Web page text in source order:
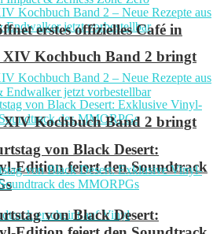
XIV Kochbuch Band 2 bringt
von Black Desert:
Edition feiert den Soundtrack
erstes offizielles Café in
XIV Kochbuch Band 2 bringt
von Black Desert: